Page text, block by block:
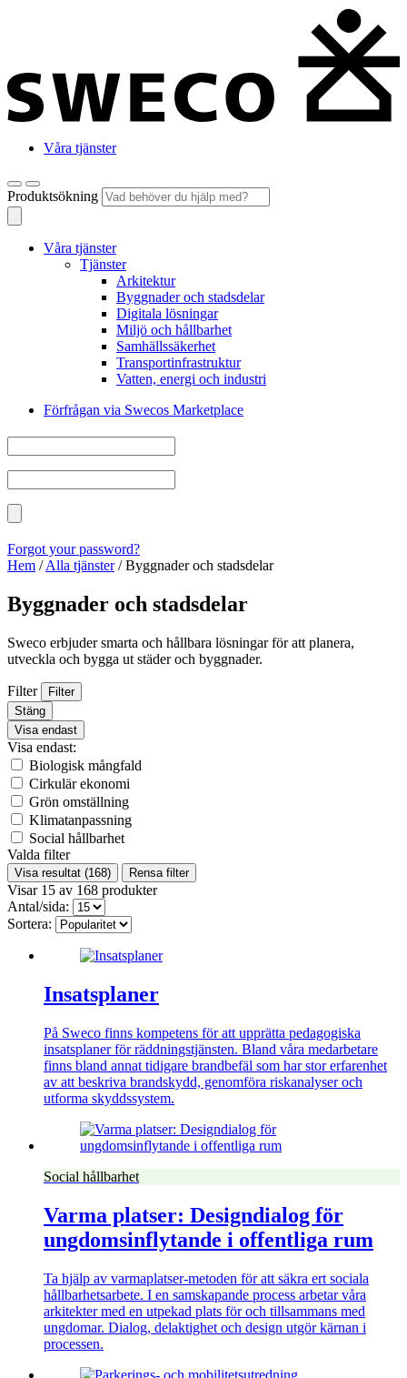
Våra tjänster
Produktsökning
Våra tjänster
Tjänster
Arkitektur
Byggnader och stadsdelar
Digitala lösningar
Miljö och hållbarhet
Samhällssäkerhet
Transportinfrastruktur
Vatten, energi och industri
Förfrågan via Swecos Marketplace
Forgot your password?
Hem /Alla tjänster/Byggnader och stadsdelar
Byggnader och stadsdelar
Sweco erbjuder smarta och hållbara lösningar för att planera,
utveckla och bygga ut städer och byggnader.
Filter
Filter
Stäng
Visa endast
Visa endast:
Biologisk mångfald
Cirkulär ekonomi
Grön omställning
Klimatanpassning
Social hållbarhet
Valda filter
Visa resultat (168) Rensa filter
Visar 15 av 168 produkter
Antal/sida:
Sortera:
Insatsplaner
På Sweco finns kompetens för att upprätta pedagogiska
insatsplaner för räddningstjänsten. Bland våra medarbetare
finns bland annat tidigare brandbefäl som har stor erfarenhet
av att beskriva brandskydd, genomföra riskanalyser och
utforma skyddssystem.
Social hållbarhet
Varma platser: Designdialog för
ungdomsinflytande i offentliga rum
Ta hjälp av varmaplatser-metoden för att säkra ert sociala
hållbarhetsarbete. I en samskapande process arbetar våra
arkitekter med en utpekad plats för och tillsammans med
ungdomar. Dialog, delaktighet och design utgör kärnan i
processen.